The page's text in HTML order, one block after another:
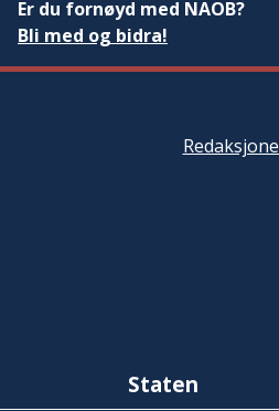
Er du fornøyd med NAOB?
Bli med og bidra!
Staten